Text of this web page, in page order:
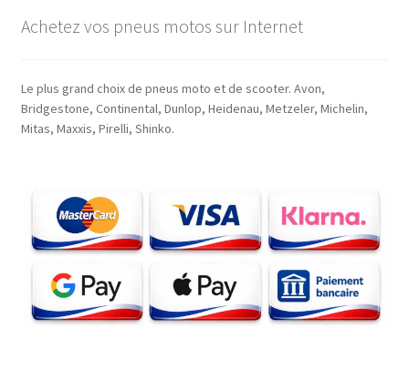
Achetez vos pneus motos sur Internet
Le plus grand choix de pneus moto et de scooter. Avon,
Bridgestone, Continental, Dunlop, Heidenau, Metzeler, Michelin,
Mitas, Maxxis, Pirelli, Shinko.